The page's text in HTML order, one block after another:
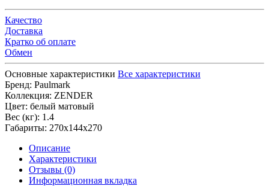
Качество
Доставка
Кратко об оплате
Обмен
Основные характеристики Все характеристики
Бренд: Paulmark
Коллекция: ZENDER
Цвет: белый матовый
Вес (кг): 1.4
Габариты: 270х144х270
Описание
Характеристики
Отзывы (0)
Информационная вкладка